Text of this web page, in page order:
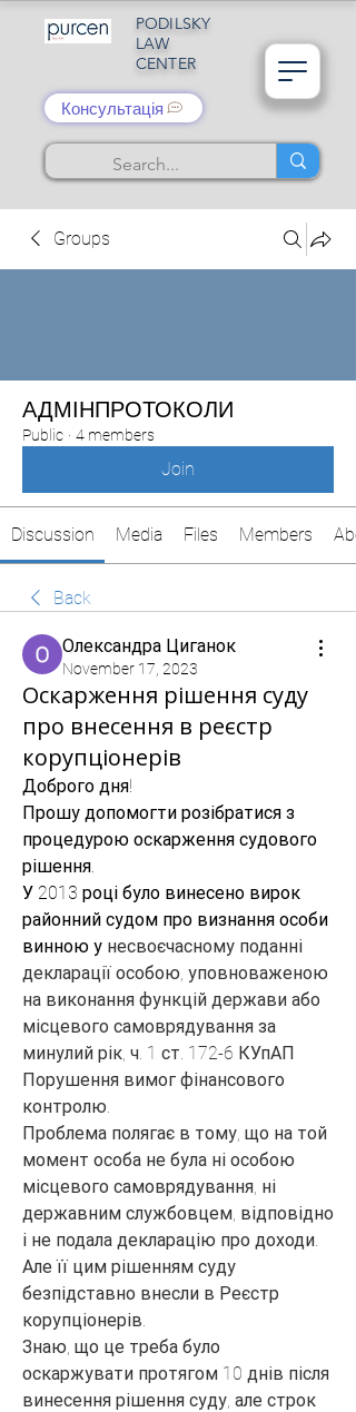
PODILSKY
LAW
CENTER
Консультація
Groups
АДМІНПРОТОКОЛИ
Public · 4 members
Join
Discussion Media Files Members
Back
Олександра Циганок
November 17, 2023
Оскарження рішення суду
про внесення в реєстр
корупціонерів
Доброго дня!
Прошу допомогти розібратися з
процедурою оскарження судового
рішення.
У 2013 році було винесено вирок
районний судом про визнання особи
винною у несвоєчасному поданні
декларації особою, уповноваженою
на виконання функцій держави або
місцевого самоврядування за
минулий рік, ч. 1 ст. 172-6 КУпАП
Порушення вимог фінансового
контролю.
Проблема полягає в тому, що на той
момент особа не була ні особою
місцевого самоврядування, ні
державним службовцем, відповідно
і не подала декларацію про доходи.
Але її цим рішенням суду
безпідставно внесли в Реєстр
корупціонерів.
Знаю, що це треба було
оскаржувати протягом 10 днів після
винесення рішення суду, але строк